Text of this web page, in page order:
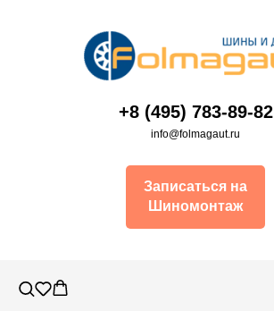
+8 (495) 783-89-82
info@folmagaut.ru
Записаться на
Шиномонтаж